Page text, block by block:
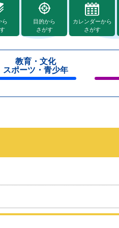
ら
目的から
さがす
カレンダーから
さがす
教育・文化
スポーツ・青少年
じ